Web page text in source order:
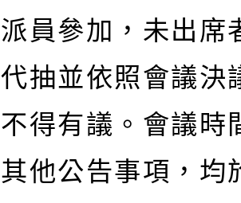
派員參加，未出席
代抽並依照會議決
不得有議。會議時
其他公告事項，均